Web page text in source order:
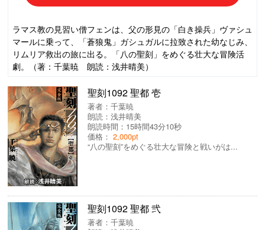
ラマス教の見習い僧フェンは、父の形見の「白き操兵」ヴァシュ
マールに乗って、「蒼狼鬼」ガシュガルに拉致された幼なじみ、
リムリア救出の旅に出る。「八の聖刻」をめぐる壮大な冒険活
劇。（著：千葉暁 朗読：浅井晴美）
聖刻1092 聖都 壱
著者：千葉暁
朗読：浅井晴美
朗読時間：15時間43分10秒
価格：2,000pt
“八の聖刻”をめぐる壮大な冒険と戦いがは...
聖刻1092 聖都 弐
著者：千葉暁